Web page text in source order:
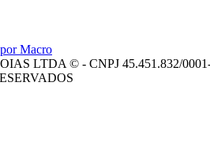
por Macro
LTDA © - CNPJ 45.451.832/